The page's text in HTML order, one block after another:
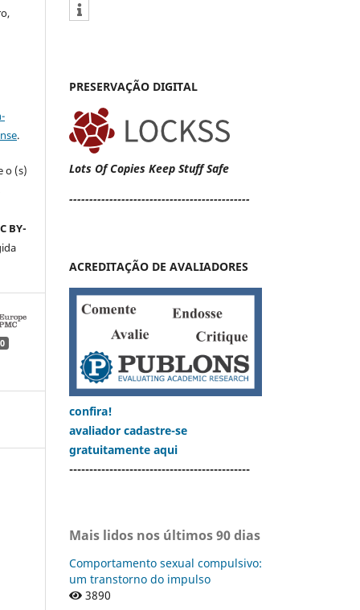
.
o (s)
BY-
0
PRESERVAÇÃO DIGITAL
Lots Of Copies Keep Stuff Safe
---------------------------------------------
ACREDITAÇÃO DE AVALIADORES
confira!
avaliador cadastre-se
gratuitamente aqui
---------------------------------------------
Mais lidos nos últimos 90 dias
Comportamento sexual compulsivo:
um transtorno do impulso
3890